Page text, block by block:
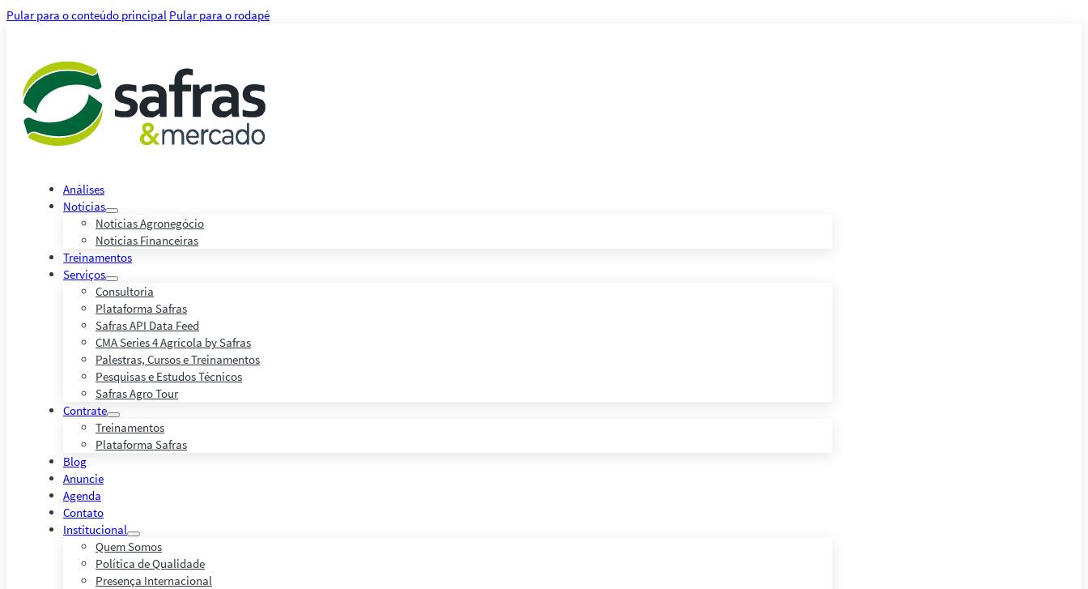
Pular para o conteúdo principal Pular para o rodapé
Análises
Notícias
Notícias Agronegócio
Notícias Financeiras
Treinamentos
Serviços
Consultoria
Plataforma Safras
Safras API Data Feed
CMA Series 4 Agrícola by Safras
Palestras, Cursos e Treinamentos
Pesquisas e Estudos Técnicos
Safras Agro Tour
Contrate
Treinamentos
Plataforma Safras
Blog
Anuncie
Agenda
Contato
Institucional
Quem Somos
Política de Qualidade
Presença Internacional